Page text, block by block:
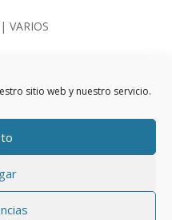
sitio web y nuestro servicio.
| VARIOS
a ver muchos creemos
Social para
haciendo una hucha